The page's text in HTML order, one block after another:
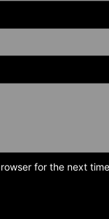
for the next